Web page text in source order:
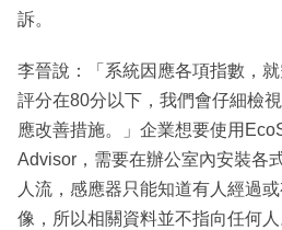
訴。
李晉說：「系統因應各項指數，
評分在80分以下，我們會仔細檢
應改善措施。」企業想要使用
Advisor，需要在辦公室內安裝各
人流，感應器只能知道有人經過
像，所以相關資料並不指向任何人